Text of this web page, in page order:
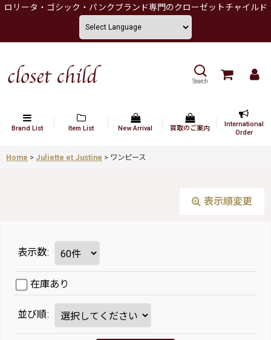
ロリータ・ゴシック・パンクブランド専門のクローゼットチャイルド
Search
Brand List Item List New Arrival 買取のご案内
International
Order
Home > Juliette et Justine > ワンピース
表示順変更
表示数:
在庫あり
並び順: